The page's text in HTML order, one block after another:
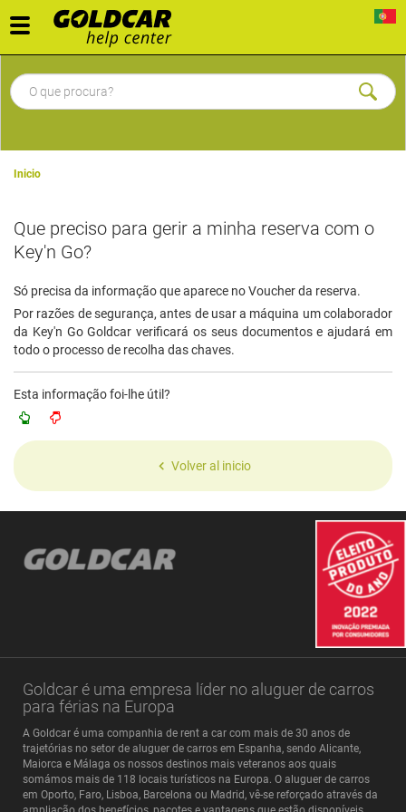
Toggle
navigation
Inicio
Que preciso para gerir a minha reserva com o
Key'n Go?
Só precisa da informação que aparece no Voucher da reserva.
Por razões de segurança, antes de usar a máquina um colaborador
da Key'n Go Goldcar verificará os seus documentos e ajudará em
todo o processo de recolha das chaves.
Esta informação foi-lhe útil?
Volver al inicio
Goldcar é uma empresa líder no aluguer de carros
para férias na Europa
A Goldcar é uma companhia de rent a car com mais de 30 anos de
trajetórias no setor de aluguer de carros em Espanha, sendo Alicante,
Maiorca e Málaga os nossos destinos mais veteranos aos quais
somámos mais de 118 locais turísticos na Europa. O aluguer de carros
em Oporto, Faro, Lisboa, Barcelona ou Madrid, vê-se reforçado através da